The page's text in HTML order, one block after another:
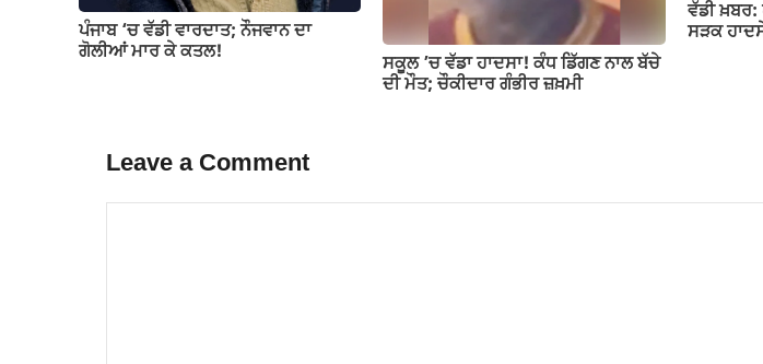
ਪੰਜਾਬ ‘ਚ ਵੱਡੀ ਵਾਰਦਾਤ; ਨੌਜਵਾਨ ਦਾ
ਗੋਲੀਆਂ ਮਾਰ ਕੇ ਕਤਲ!
ਸਕੂਲ ’ਚ ਵੱਡਾ ਹਾਦਸਾ! ਕੰਧ ਡਿੱਗਣ ਨਾਲ ਬੱਚੇ
ਦੀ ਮੌਤ; ਚੌਕੀਦਾਰ ਗੰਭੀਰ ਜ਼ਖ਼ਮੀ
ਵੱਡੀ ਖ਼ਬਰ:
ਸੜਕ
Leave a Comment